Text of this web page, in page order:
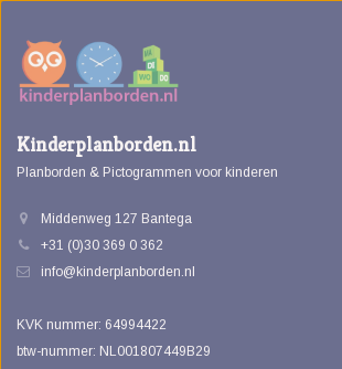
Kinderplanborden.nl
Planborden & Pictogrammen voor kinderen
Middenweg 127 Bantega
+31 (0)30 369 0 362
info@kinderplanborden.nl
KVK nummer: 64994422
btw-nummer: NL001807449B29